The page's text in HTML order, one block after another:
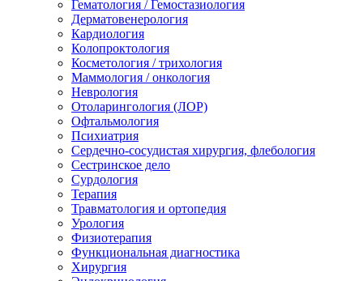
Гематология / Гемостазиология
Дерматовенерология
Кардиология
Колопроктология
Косметология / трихология
Маммология / онкология
Неврология
Отоларингология (ЛОР)
Офтальмология
Психиатрия
Сердечно-сосудистая хирургия, флебология
Сестринское дело
Сурдология
Терапия
Травматология и ортопедия
Урология
Физиотерапия
Функциональная диагностика
Хирургия